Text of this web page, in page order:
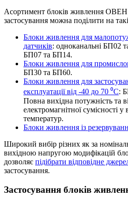
Асортимент блоків живлення ОВЕН
застосування можна поділити на
Блоки живлення для
датчиків: одноканальні БП02
БП07 та БП14.
Блоки живлення для
БП30 та БП60.
Блоки живлення для
експлуатації від -40 до 70 ⁰С:
Повна вихідна потужність та
електромагнітної сумісності у
температур.
Блоки живлення із
Широкий вибір різних як за
вихідною напругою модифікацій
дозволяє підібрати відповідне
застосування.
Застосування блоків